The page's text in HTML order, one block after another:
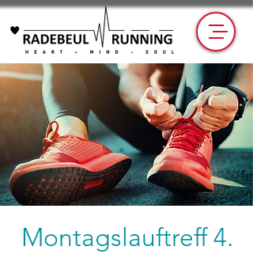
Montagslauftreff 4.